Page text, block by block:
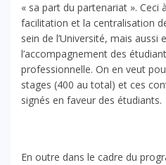
« sa part du partenariat ». Ceci
facilitation et la centralisation
sein de l’Université, mais aussi
l’accompagnement des
professionnelle. On en veut
stages (400 au total) et ces
signés en faveur des étudiants.
En outre dans le cadre du